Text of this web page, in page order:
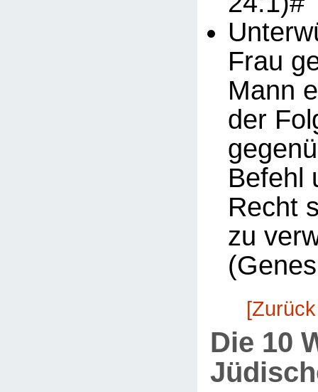
Frau
Mann
der
Befehl
Recht
zu
Die 10